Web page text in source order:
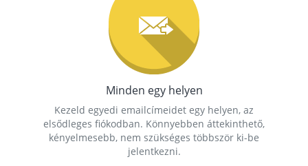
Minden egy helyen
Kezeld egyedi emailcímeidet egy helyen, az
elsődleges fiókodban. Könnyebben áttekinthető,
kényelmesebb, nem szükséges többször ki-be
jelentkezni.